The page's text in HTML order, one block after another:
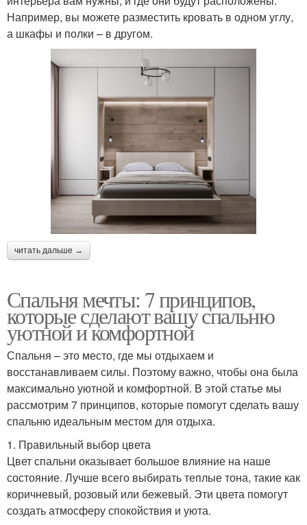
Например, вы можете разместить кровать в одном углу,
а шкафы и полки – в другом.
читать дальше →
Спальня мечты: 7 принципов,
которые сделают вашу спальню
уютной и комфортной
Спальня – это место, где мы отдыхаем и
восстанавливаем силы. Поэтому важно, чтобы она была
максимально уютной и комфортной. В этой статье мы
рассмотрим 7 принципов, которые помогут сделать вашу
спальню идеальным местом для отдыха.
1. Правильный выбор цвета
Цвет спальни оказывает большое влияние на наше
состояние. Лучше всего выбирать теплые тона, такие как
коричневый, розовый или бежевый. Эти цвета помогут
создать атмосферу спокойствия и уюта.